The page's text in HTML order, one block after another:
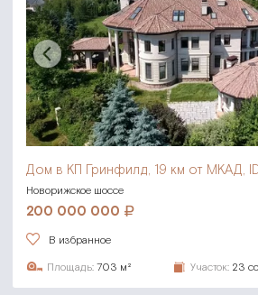
Дом в КП Гринфилд, 19 км от МКАД,
Новорижское шоссе
200 000 000
В избранное
Площадь: 703 м² Участок: 23